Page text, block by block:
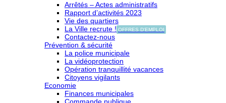
Arrêtés – Actes administratifs
Rapport d’activités 2023
Vie des quartiers
La Ville recrute ! OFFRES D'EMPLOI
Contactez-nous
Prévention & sécurité
La police municipale
La vidéoprotection
Opération tranquillité vacances
Citoyens vigilants
Economie
Finances municipales